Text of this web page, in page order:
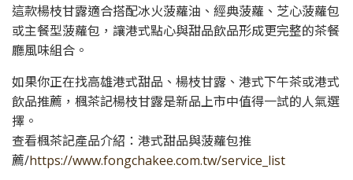
這款楊枝甘露適合搭配冰火菠蘿油、經典菠蘿、芝心菠蘿包
或主餐型菠蘿包，讓港式點心與甜品飲品形成更完整的茶餐
廳風味組合。
如果你正在找高雄港式甜品、楊枝甘露、港式下午茶或港式
飲品推薦，楓茶記楊枝甘露是新品上市中值得一試的人氣選
擇。
查看楓茶記產品介紹：港式甜品與菠蘿包推
薦/https://www.fongchakee.com.tw/service_list